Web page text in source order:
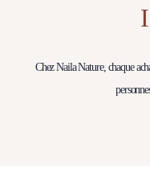
Chez Naila Nature, chaque